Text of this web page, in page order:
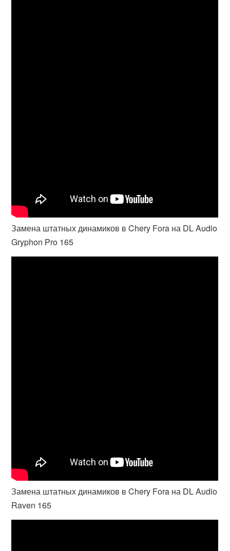
Замена штатных динамиков в Chery Fora на DL Audio
Gryphon Pro 165
Замена штатных динамиков в Chery Fora на DL Audio
Raven 165